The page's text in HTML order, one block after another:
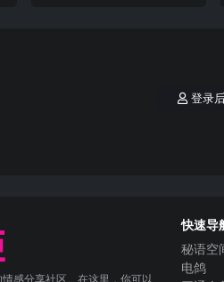
登录
感分享社区。在这里，你可以
快速导
秘语空
电鸽